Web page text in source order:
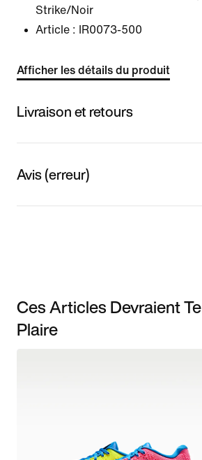
Strike/Noir
Article :
IR0073-500
Afficher les détails du produit
Livraison et retours
Avis (erreur)
Ces Articles Devraient Te
Plaire